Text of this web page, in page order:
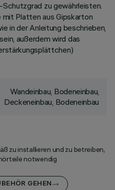
zu gewährleisten.
mit Platten aus Gipskarton
in der Anleitung beschrieben,
außerdem wird das
Wandeinbau, Bodeneinbau,
Deckeneinbau, Bodeneinbau
zu installieren und zu betreiben,
notwendig
GEHEN